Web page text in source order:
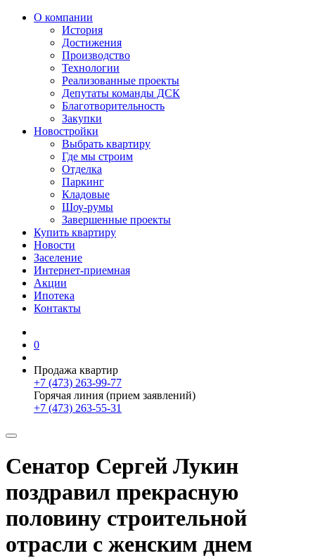
О компании
История
Достижения
Производство
Технологии
Реализованные проекты
Депутаты команды ДСК
Благотворительность
Закупки
Новостройки
Выбрать квартиру
Где мы строим
Отделка
Паркинг
Кладовые
Шоу-румы
Завершенные проекты
Купить квартиру
Новости
Заселение
Интернет-приемная
Акции
Ипотека
Контакты
0
Продажа квартир
+7 (473) 263-99-77
Горячая линия (прием заявлений)
+7 (473) 263-55-31
Сенатор Сергей Лукин
поздравил прекрасную
половину строительной
отрасли с женским днем